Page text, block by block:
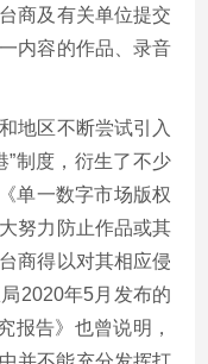
商及有关单位提交
内容的作品、录音
地区不断尝试引入
”制度，衍生了不少
单一数字市场版权
努力防止作品或其
商得以对其相应侵
2020年5月发布的
报告》也曾说明，